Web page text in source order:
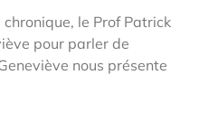
le Prof Patrick
pour parler de
nous présente